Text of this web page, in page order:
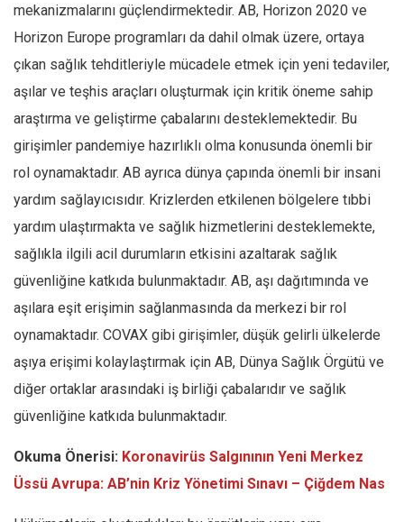
mekanizmalarını güçlendirmektedir. AB, Horizon 2020 ve
Horizon Europe programları da dahil olmak üzere, ortaya
çıkan sağlık tehditleriyle mücadele etmek için yeni tedaviler,
aşılar ve teşhis araçları oluşturmak için kritik öneme sahip
araştırma ve geliştirme çabalarını desteklemektedir. Bu
girişimler pandemiye hazırlıklı olma konusunda önemli bir
rol oynamaktadır. AB ayrıca dünya çapında önemli bir insani
yardım sağlayıcısıdır. Krizlerden etkilenen bölgelere tıbbi
yardım ulaştırmakta ve sağlık hizmetlerini desteklemekte,
sağlıkla ilgili acil durumların etkisini azaltarak sağlık
güvenliğine katkıda bulunmaktadır. AB, aşı dağıtımında ve
aşılara eşit erişimin sağlanmasında da merkezi bir rol
oynamaktadır. COVAX gibi girişimler, düşük gelirli ülkelerde
aşıya erişimi kolaylaştırmak için AB, Dünya Sağlık Örgütü ve
diğer ortaklar arasındaki iş birliği çabalarıdır ve sağlık
güvenliğine katkıda bulunmaktadır.
Okuma Önerisi: Koronavirüs Salgınının Yeni Merkez
Üssü Avrupa: AB’nin Kriz Yönetimi Sınavı – Çiğdem Nas